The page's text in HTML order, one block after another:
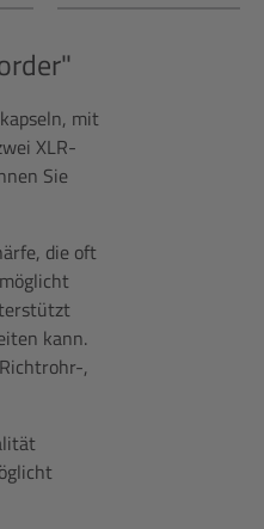
mit
XLR-
Sie
die oft
kann.
,